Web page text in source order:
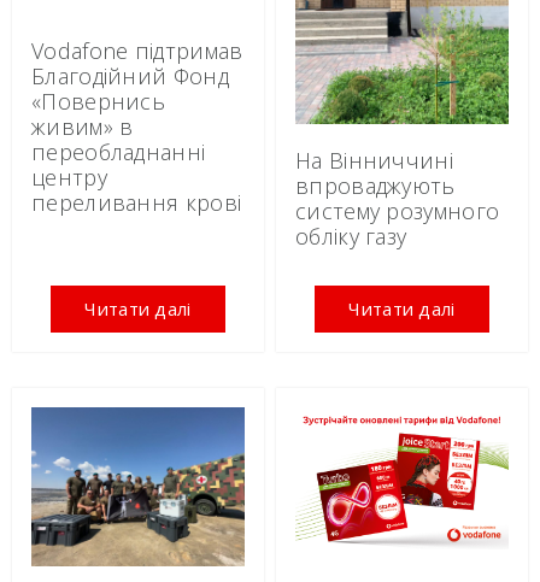
Vodafone підтримав
Благодійний Фонд
«Повернись
живим» в
переобладнанні
центру
переливання крові
Читати далі
На Вінниччині
впроваджують
систему розумного
обліку газу
Читати далі